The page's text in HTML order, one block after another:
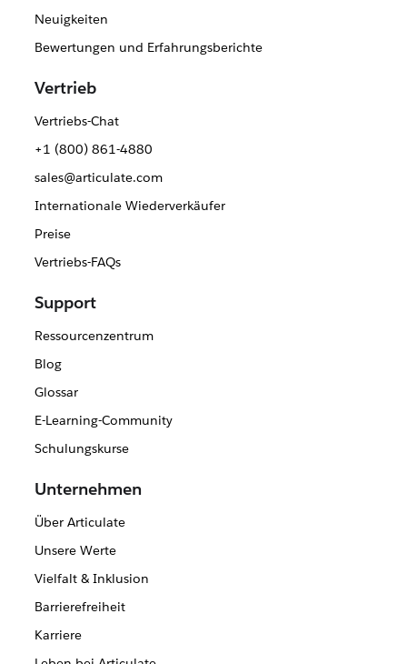
Neuigkeiten
Bewertungen und Erfahrungsberichte
Vertrieb
Vertriebs-Chat
+1 (800) 861-4880
sales@articulate.com
Internationale Wiederverkäufer
Preise
Vertriebs-FAQs
Support
Ressourcenzentrum
Blog
Glossar
E-Learning-Community
Schulungskurse
Unternehmen
Über Articulate
Unsere Werte
Vielfalt & Inklusion
Barrierefreiheit
Karriere